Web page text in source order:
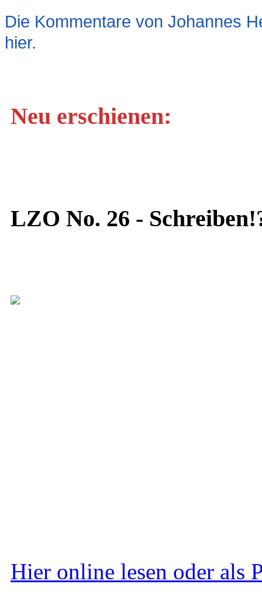
Die Kommentare von Johannes
hier.
Neu erschienen:
LZO No. 26 -
Hier online lesen oder als